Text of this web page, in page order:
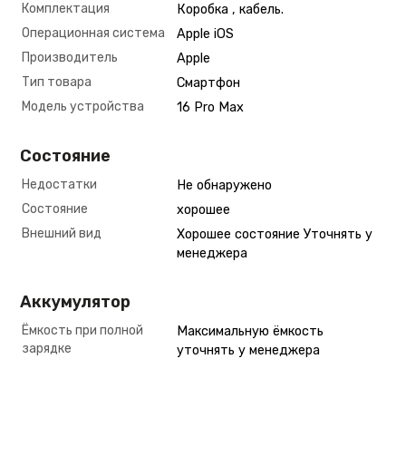
Комплектация
Коробка , кабель.
Операционная система
Apple iOS
Производитель
Apple
Тип товара
Смартфон
Модель устройства
16 Pro Max
Состояние
Недостатки
Не обнаружено
Состояние
хорошее
Внешний вид
Хорошее состояние Уточнять у
менеджера
Аккумулятор
Ёмкость при полной
зарядке
Максимальную ёмкость
уточнять у менеджера